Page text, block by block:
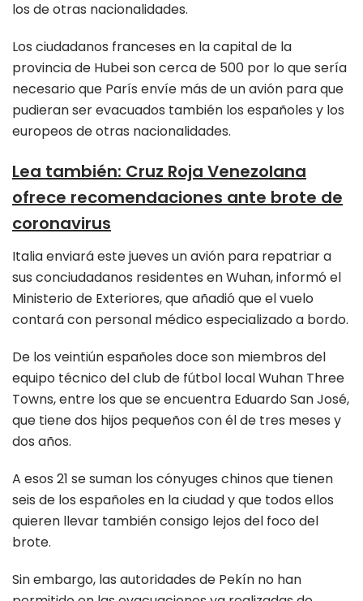
los de otras nacionalidades.
Los ciudadanos franceses en la capital de la
provincia de Hubei son cerca de 500 por lo que sería
necesario que París envíe más de un avión para que
pudieran ser evacuados también los españoles y los
europeos de otras nacionalidades.
Lea también: Cruz Roja Venezolana
ofrece recomendaciones ante brote de
coronavirus
Italia enviará este jueves un avión para repatriar a
sus conciudadanos residentes en Wuhan, informó el
Ministerio de Exteriores, que añadió que el vuelo
contará con personal médico especializado a bordo.
De los veintiún españoles doce son miembros del
equipo técnico del club de fútbol local Wuhan Three
Towns, entre los que se encuentra Eduardo San José,
que tiene dos hijos pequeños con él de tres meses y
dos años.
A esos 21 se suman los cónyuges chinos que tienen
seis de los españoles en la ciudad y que todos ellos
quieren llevar también consigo lejos del foco del
brote.
Sin embargo, las autoridades de Pekín no han